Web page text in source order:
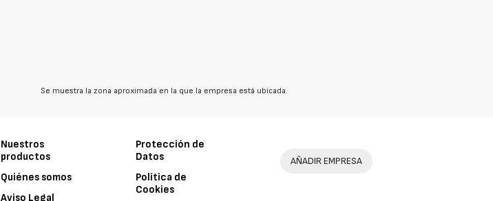
Se muestra la zona aproximada en la que la empresa está ubicada.
Nuestros
productos
Quiénes somos
Aviso Legal
Protección de
Datos
Política de
Cookies
AÑADIR EMPRESA